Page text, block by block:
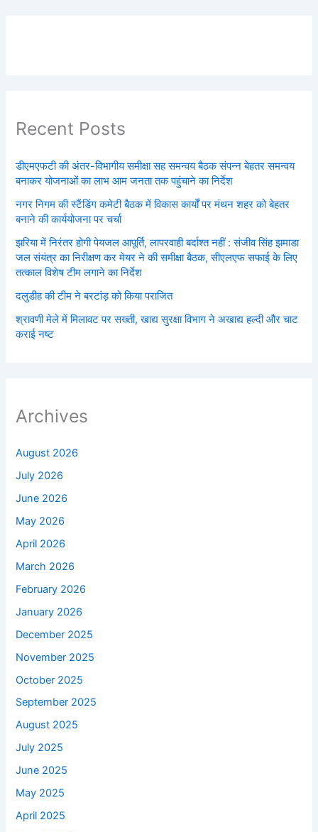
Recent Posts
डीएमएफटी की अंतर-विभागीय समीक्षा सह समन्वय बैठक संपन्न बेहतर समन्वय
बनाकर योजनाओं का लाभ आम जनता तक पहुंचाने का निर्देश
नगर निगम की स्टैंडिंग कमेटी बैठक में विकास कार्यों पर मंथन शहर को बेहतर
बनाने की कार्ययोजना पर चर्चा
झरिया में निरंतर होगी पेयजल आपूर्ति, लापरवाही बर्दाश्त नहीं : संजीव सिंह झमाडा
जल संयंत्र का निरीक्षण कर मेयर ने की समीक्षा बैठक, सीएलएफ सफाई के लिए
तत्काल विशेष टीम लगाने का निर्देश
दलुडीह की टीम ने बरटांड़ को किया पराजित
श्रावणी मेले में मिलावट पर सख्ती, खाद्य सुरक्षा विभाग ने अखाद्य हल्दी और चाट
कराई नष्ट
Archives
August 2026
July 2026
June 2026
May 2026
April 2026
March 2026
February 2026
January 2026
December 2025
November 2025
October 2025
September 2025
August 2025
July 2025
June 2025
May 2025
April 2025